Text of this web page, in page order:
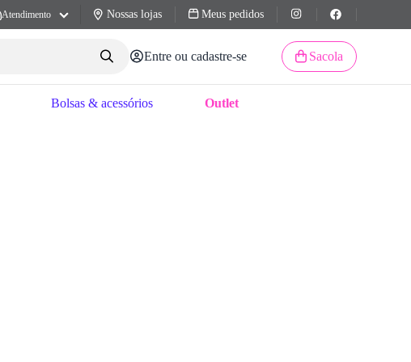
Atendimento Nossas lojas Meus pedidos
Entre ou cadastre-se Sacola
Bolsas & acessórios Outlet